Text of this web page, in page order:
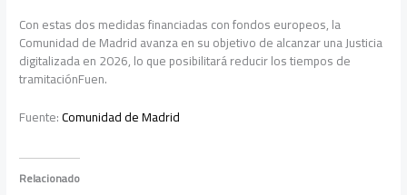
Con estas dos medidas financiadas con fondos europeos, la
Comunidad de Madrid avanza en su objetivo de alcanzar una Justicia
digitalizada en 2026, lo que posibilitará reducir los tiempos de
tramitaciónFuen.
Fuente:Comunidad de Madrid
Relacionado